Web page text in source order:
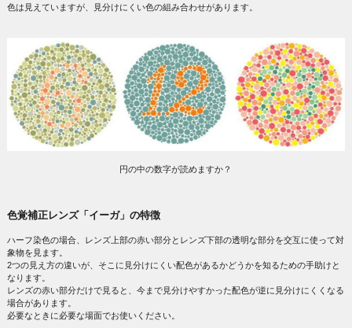
色は見えていますが、見分けにくい色の組み合わせがあります。
円の中の数字が読めますか？
色覚補正レンズ「イーガ」の特徴
ハーフ染色の場合、レンズ上部の赤い部分とレンズ下部の透明な部分を交互に使って対
象物を見ます。
2つの見え方の違いが、そこに見分けにくい配色があるかどうかを知るための手助けと
なります。
レンズの赤い部分だけで見ると、今まで見分けやすかった配色が逆に見分けにくくなる
場合があります。
必要なときに必要な場面でお使いください。